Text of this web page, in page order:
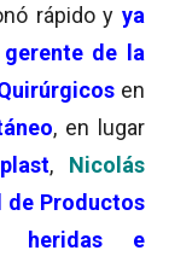
rápido yya
gerente de la
en
, en lugar
, Nicolás
de Productos
heridas e